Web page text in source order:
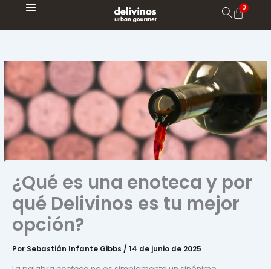
contenido
¿Qué es una enoteca y por
qué Delivinos es tu mejor
opción?
Por Sebastián Infante Gibbs / 14 de junio de 2025